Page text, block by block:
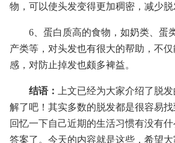
物，可以使头发变得更加稠密，减少脱
6、蛋白质高的食物，如奶类、蛋
产类等，对头发也有很大的帮助，不
感，对防止掉发也颇多裨益。
结语：
上文已经为大家介绍了脱
解了吧！其实多数的脱发都是很容易
回忆一下自己近期的生活习惯有没有
答案了。今天的内容就是这些，希望大